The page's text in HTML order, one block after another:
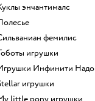
Куклы энчантималс
Полесье
Сильваниан фемилис
Тоботы игрушки
Игрушки Инфинити Надо
Stellar игрушки
my little pony игрушки